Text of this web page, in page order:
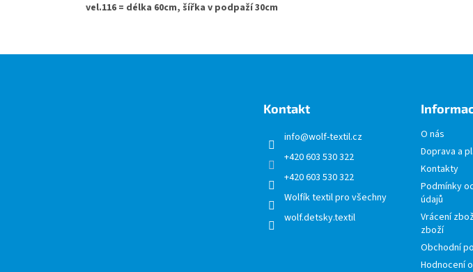
vel.116 = délka 60cm, šířka v podpaží 30cm
Kontakt
info@wolf-textil.cz
+420 603 530 322
+420 603 530 322
Wolfík textil pro všechny
wolf.detsky.textil
O nás
Doprava a
Kontakty
Podmínky
údajů
Vrácení
zboží
Obchodní
Hodnocení